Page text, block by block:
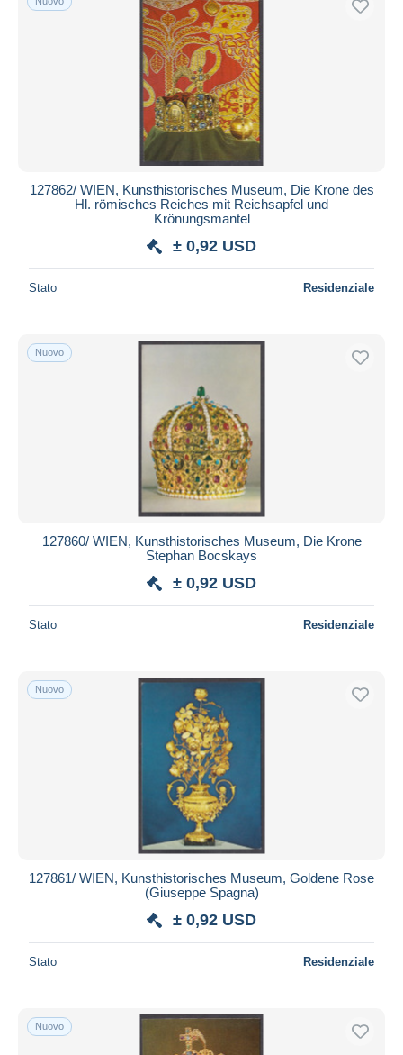
127862/ WIEN, Kunsthistorisches Museum, Die Krone des
Hl. römisches Reiches mit Reichsapfel und
Krönungsmantel
± 0,92 USD
Stato Residenziale
Nuovo
127860/ WIEN, Kunsthistorisches Museum, Die Krone
Stephan Bocskays
± 0,92 USD
Stato Residenziale
Nuovo
127861/ WIEN, Kunsthistorisches Museum, Goldene Rose
(Giuseppe Spagna)
± 0,92 USD
Stato Residenziale
Nuovo